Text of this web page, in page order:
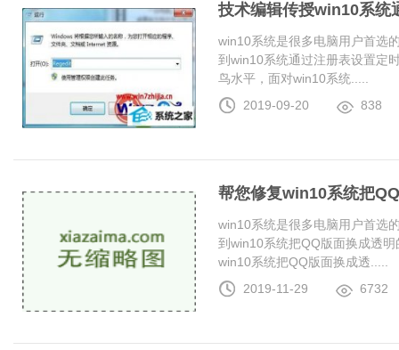
技术编辑传授win10系统
win10系统是很多电脑用户首选
到win10系统通过注册表设置定
鸟水平，面对win10系统.....
2019-09-20
838
帮您修复win10系统把
win10系统是很多电脑用户首选
到win10系统把QQ版面换成透
win10系统把QQ版面换成透.....
2019-11-29
6732